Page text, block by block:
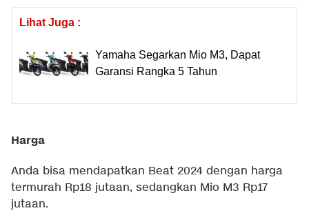
Lihat Juga :
Yamaha Segarkan Mio M3, Dapat
Garansi Rangka 5 Tahun
Harga
Anda bisa mendapatkan Beat 2024 dengan harga
termurah Rp18 jutaan, sedangkan Mio M3 Rp17
jutaan.